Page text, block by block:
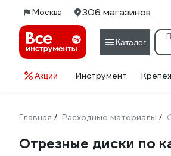
Москва 306 магазинов
Каталог
Акции Инструмент
Главная / Расходные материалы /
Отрезные диски по